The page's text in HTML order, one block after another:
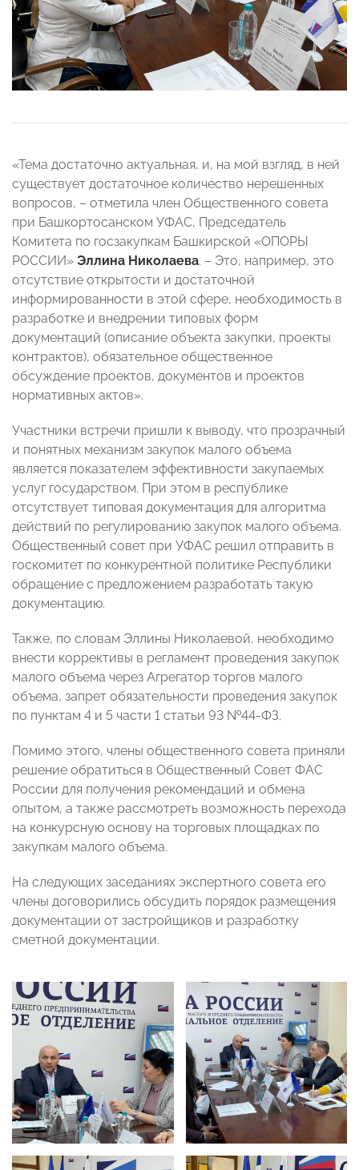
«Тема достаточно актуальная, и, на мой взгляд, в ней
существует достаточное количество нерешенных
вопросов, – отметила член Общественного совета
при Башкортосанском УФАС, Председатель
Комитета по госзакупкам Башкирской «ОПОРЫ
РОССИИ» Эллина Николаева. – Это, например, это
отсутствие открытости и достаточной
информированности в этой сфере, необходимость в
разработке и внедрении типовых форм
документаций (описание объекта закупки, проекты
контрактов), обязательное общественное
обсуждение проектов, документов и проектов
нормативных актов».
Участники встречи пришли к выводу, что прозрачный
и понятных механизм закупок малого объема
является показателем эффективности закупаемых
услуг государством. При этом в республике
отсутствует типовая документация для алгоритма
действий по регулированию закупок малого объема.
Общественный совет при УФАС решил отправить в
госкомитет по конкурентной политике Республики
обращение с предложением разработать такую
документацию.
Также, по словам Эллины Николаевой, необходимо
внести коррективы в регламент проведения закупок
малого объема через Агрегатор торгов малого
объема, запрет обязательности проведения закупок
по пунктам 4 и 5 части 1 статьи 93 №44-ФЗ.
Помимо этого, члены общественного совета приняли
решение обратиться в Общественный Совет ФАС
России для получения рекомендаций и обмена
опытом, а также рассмотреть возможность перехода
на конкурсную основу на торговых площадках по
закупкам малого объема.
На следующих заседаниях экспертного совета его
члены договорились обсудить порядок размещения
документации от застройщиков и разработку
сметной документации.